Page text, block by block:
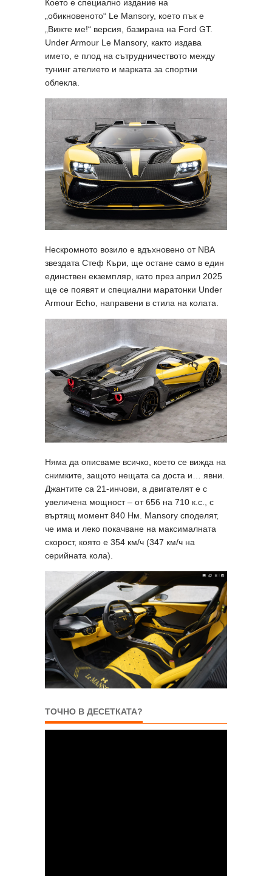
Което е специално издание на
„обикновеното“ Le Mansory, което пък е
„Вижте ме!“ версия, базирана на Ford GT.
Under Armour Le Mansory, както издава
името, е плод на сътрудничеството между
тунинг ателието и марката за спортни
облекла.
Нескромното возило е вдъхновено от NBA
звездата Стеф Къри, ще остане само в един
единствен екземпляр, като през април 2025
ще се появят и специални маратонки Under
Armour Echo, направени в стила на колата.
Няма да описваме всичко, което се вижда на
снимките, защото нещата са доста и… явни.
Джантите са 21-инчови, а двигателят е с
увеличена мощност – от 656 на 710 к.с., с
въртящ момент 840 Нм. Mansory споделят,
че има и леко покачване на максималната
скорост, която е 354 км/ч (347 км/ч на
серийната кола).
ТОЧНО В ДЕСЕТКАТА?